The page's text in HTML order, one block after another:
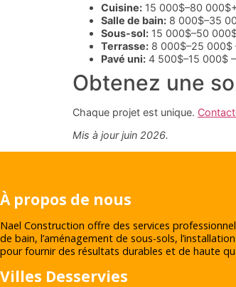
Cuisine: 15 000$–80
Salle de bain: 8 000$–35
Sous-sol: 15 000$–50
Terrasse: 8 000$–25
Pavé uni: 4 500$–15 000$
Obtenez une
Chaque projet est unique.
Mis à jour juin 2026.
À propos de nous
Nael Construction offre des services
de bain, l’aménagement de sous-sols,
pour fournir des résultats durables et de haute
Villes Desservies